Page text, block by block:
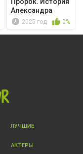
Александра
Пушкина
2025 год 0%
ЛУЧШИЕ
АКТЕРЫ